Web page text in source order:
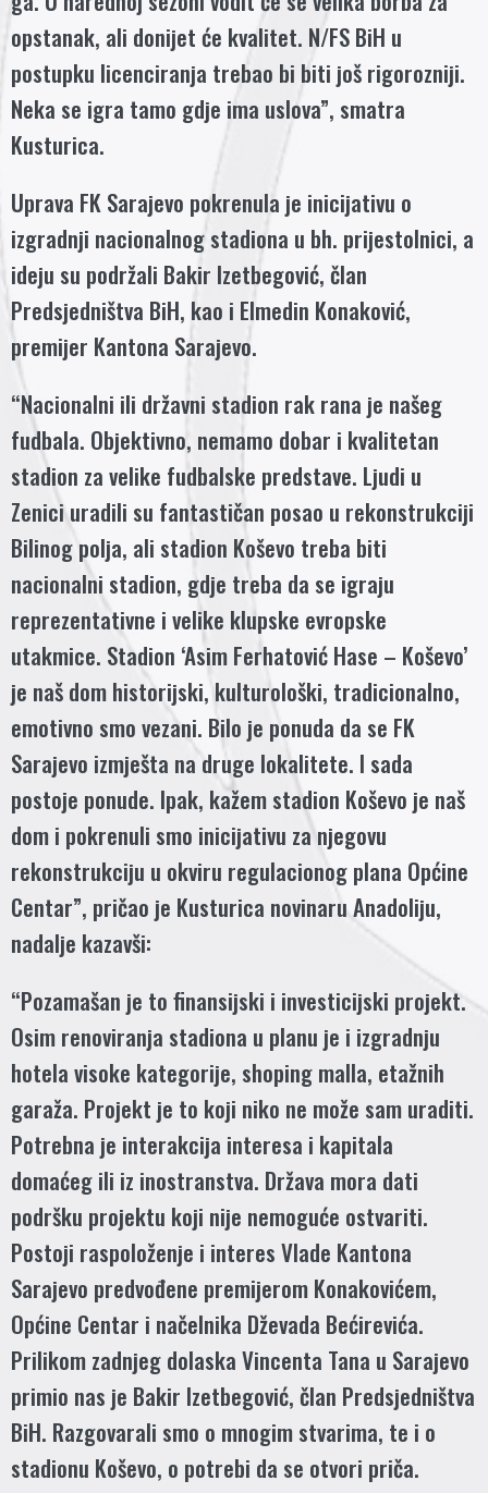
opstanak, ali donijet će kvalitet. N/FS BiH u
postupku licenciranja trebao bi biti još rigorozniji.
Neka se igra tamo gdje ima uslova”, smatra
Kusturica.
Uprava FK Sarajevo pokrenula je inicijativu o
izgradnji nacionalnog stadiona u bh. prijestolnici, a
ideju su podržali Bakir Izetbegović, član
Predsjedništva BiH, kao i Elmedin Konaković,
premijer Kantona Sarajevo.
“Nacionalni ili državni stadion rak rana je našeg
fudbala. Objektivno, nemamo dobar i kvalitetan
stadion za velike fudbalske predstave. Ljudi u
Zenici uradili su fantastičan posao u rekonstrukciji
Bilinog polja, ali stadion Koševo treba biti
nacionalni stadion, gdje treba da se igraju
reprezentativne i velike klupske evropske
utakmice. Stadion ‘Asim Ferhatović Hase – Koševo’
je naš dom historijski, kulturološki, tradicionalno,
emotivno smo vezani. Bilo je ponuda da se FK
Sarajevo izmješta na druge lokalitete. I sada
postoje ponude. Ipak, kažem stadion Koševo je naš
dom i pokrenuli smo inicijativu za njegovu
rekonstrukciju u okviru regulacionog plana Općine
Centar”, pričao je Kusturica novinaru Anadoliju,
nadalje kazavši:
“Pozamašan je to finansijski i investicijski projekt.
Osim renoviranja stadiona u planu je i izgradnju
hotela visoke kategorije, shoping malla, etažnih
garaža. Projekt je to koji niko ne može sam uraditi.
Potrebna je interakcija interesa i kapitala
domaćeg ili iz inostranstva. Država mora dati
podršku projektu koji nije nemoguće ostvariti.
Postoji raspoloženje i interes Vlade Kantona
Sarajevo predvođene premijerom Konakovićem,
Općine Centar i načelnika Dževada Bećirevića.
Prilikom zadnjeg dolaska Vincenta Tana u Sarajevo
primio nas je Bakir Izetbegović, član Predsjedništva
BiH. Razgovarali smo o mnogim stvarima, te i o
stadionu Koševo, o potrebi da se otvori priča.